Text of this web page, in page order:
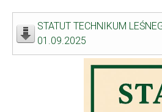
STATUT TECHNIKUM
01.09.2025